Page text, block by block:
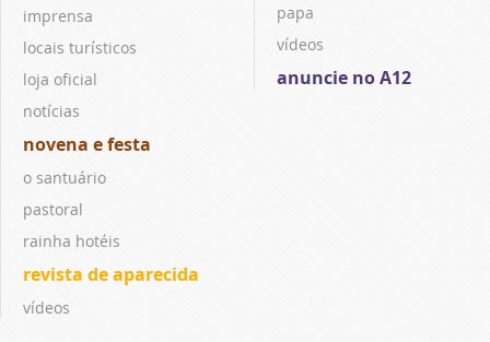
imprensa
locais turísticos
loja oficial
notícias
novena e festa
o santuário
pastoral
rainha hotéis
revista de aparecida
vídeos
papa
vídeos
anuncie no A12